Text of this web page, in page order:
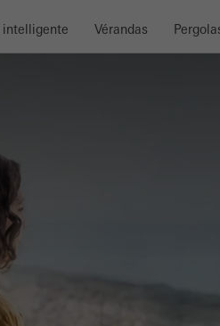
intelligente Vérandas